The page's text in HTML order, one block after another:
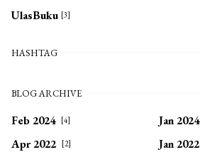
UlasBuku [3]
HASHTAG
BLOG ARCHIVE
Feb 2024 [4] Jan 2024
Apr 2022 [2] Jan 2022